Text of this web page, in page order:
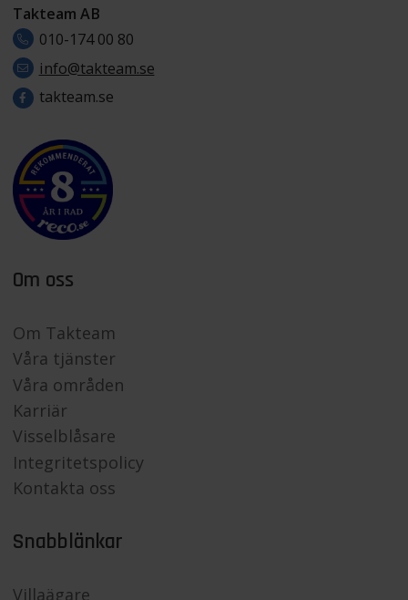
Takteam AB
010-174 00 80
info@takteam.se
takteam.se
Om oss
Om Takteam
Våra tjänster
Våra områden
Karriär
Visselblåsare
Integritetspolicy
Kontakta oss
Snabblänkar
Villaägare